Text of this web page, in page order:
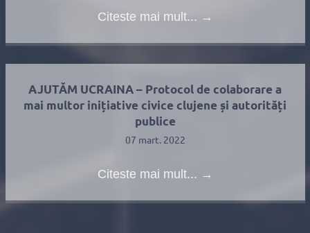
Citeste mai mult... →
AJUTĂM UCRAINA – Protocol de colaborare a
mai multor inițiative civice clujene și autorități
publice
07 mart. 2022
Citeste mai mult... →